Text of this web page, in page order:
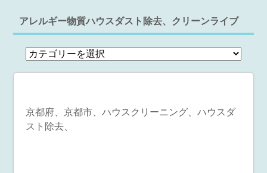
アレルギー物質ハウスダスト除去、クリーンライブ
京都府、京都市、ハウスクリーニング、ハウスダ
スト除去、